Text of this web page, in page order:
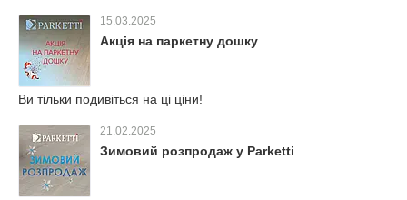
15.03.2025
Акція на паркетну дошку
Ви тільки подивіться на ці ціни!
21.02.2025
Зимовий розпродаж у Parketti